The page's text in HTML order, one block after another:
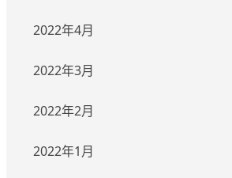
2022年4月
2022年3月
2022年2月
2022年1月